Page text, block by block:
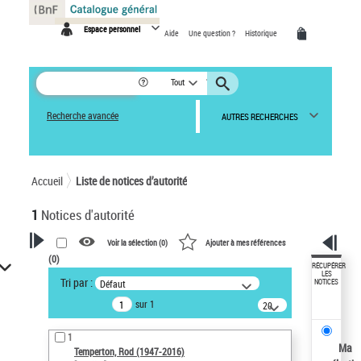
Espace personnel Aide Une question ? Historique
Tout
Recherche avancée AUTRES RECHERCHES
Accueil Liste de notices d’autorité
1 Notices d'autorité
VOTRE RECHERCHE
Recherche avancée dans les
notices d’autorité
Œuvres liées à l'auteur :
Temperton, Rod (1947-2016)
Voir la sélection (0) Ajouter à mes références
(0)
Tri par : Défaut
sur 1
20
résultats/page
1
Temperton, Rod (1947-2016)
RÉCUPÉRER
LES
NOTICES
Ma
Panneau de gestion des cookies